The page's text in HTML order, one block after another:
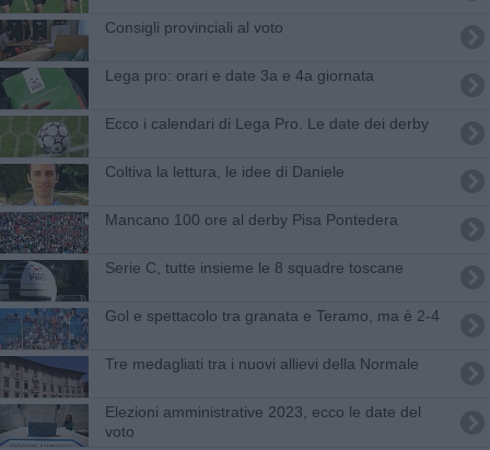
Consigli provinciali al voto
Lega pro: orari e date 3a e 4a giornata
Ecco i calendari di Lega Pro. Le date dei derby
Coltiva la lettura, le idee di Daniele
Mancano 100 ore al derby Pisa Pontedera
Serie C, tutte insieme le 8 squadre toscane
Gol e spettacolo tra granata e Teramo, ma è 2-4
Tre medagliati tra i nuovi allievi della Normale
Elezioni amministrative 2023, ecco le date del
voto